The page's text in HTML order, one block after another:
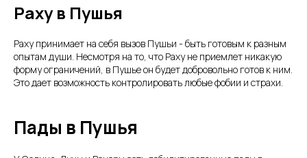
Раху в Пушья
Раху принимает на себя вызов Пушьи - быть готовым к разным
опытам души. Несмотря на то, что Раху не приемлет никакую
форму ограничений, в Пушье он будет добровольно готов к ним.
Это дает возможность контролировать любые фобии и страхи.
Пады в Пушья